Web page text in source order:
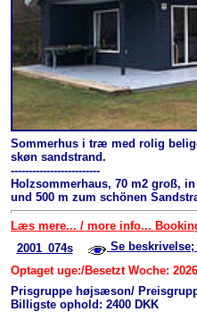
Sommerhus i træ med rolig
skøn sandstrand.
-------------------------
Holzsommerhaus, 70 m2 groß,
und 500 m zum schönen
Læs mere... / more info...
2001_074s
Se
Optaget uge:/Besetzt Woche:
Prisgruppe højsæson/
Billigste ophold: 2400 DKK